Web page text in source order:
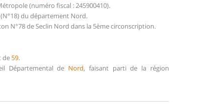
(numéro fiscal : 245900410).
du département Nord.
N°78 de Seclin Nord dans la 5ème circonscription.
de59.
Départemental de Nord, faisant parti de la région